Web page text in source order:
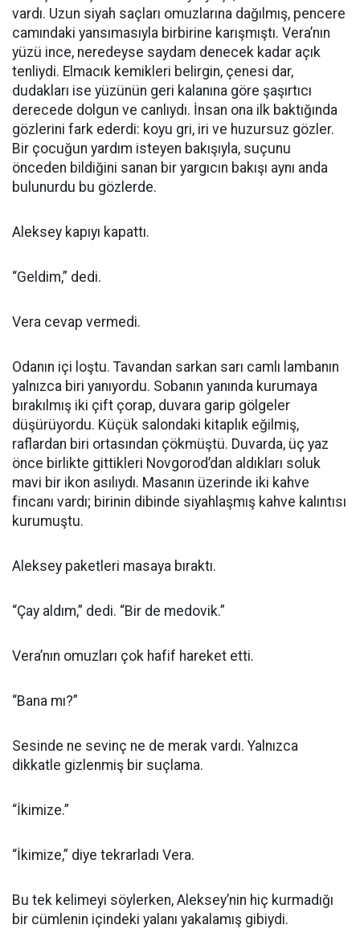
vardı. Uzun siyah saçları omuzlarına dağılmış, pencere
camındaki yansımasıyla birbirine karışmıştı. Vera’nın
yüzü ince, neredeyse saydam denecek kadar açık
tenliydi. Elmacık kemikleri belirgin, çenesi dar,
dudakları ise yüzünün geri kalanına göre şaşırtıcı
derecede dolgun ve canlıydı. İnsan ona ilk baktığında
gözlerini fark ederdi: koyu gri, iri ve huzursuz gözler.
Bir çocuğun yardım isteyen bakışıyla, suçunu
önceden bildiğini sanan bir yargıcın bakışı aynı anda
bulunurdu bu gözlerde.
Aleksey kapıyı kapattı.
“Geldim,” dedi.
Vera cevap vermedi.
Odanın içi loştu. Tavandan sarkan sarı camlı lambanın
yalnızca biri yanıyordu. Sobanın yanında kurumaya
bırakılmış iki çift çorap, duvara garip gölgeler
düşürüyordu. Küçük salondaki kitaplık eğilmiş,
raflardan biri ortasından çökmüştü. Duvarda, üç yaz
önce birlikte gittikleri Novgorod’dan aldıkları soluk
mavi bir ikon asılıydı. Masanın üzerinde iki kahve
fincanı vardı; birinin dibinde siyahlaşmış kahve kalıntısı
kurumuştu.
Aleksey paketleri masaya bıraktı.
“Çay aldım,” dedi. “Bir de medovik.”
Vera’nın omuzları çok hafif hareket etti.
“Bana mı?”
Sesinde ne sevinç ne de merak vardı. Yalnızca
dikkatle gizlenmiş bir suçlama.
“İkimize.”
“İkimize,” diye tekrarladı Vera.
Bu tek kelimeyi söylerken, Aleksey’nin hiç kurmadığı
bir cümlenin içindeki yalanı yakalamış gibiydi.